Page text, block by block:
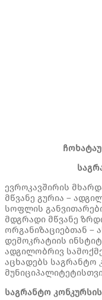
ევროკავშირის
მწვანე გურია –
სოფლის
მდგრადი მწვანე
ორგანიზაციებთან –
დემოკრატიის
ადგილობრივ
აცხადებს საგრანტო
საგრანტო კონკურსის